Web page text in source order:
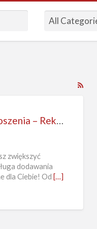
RSS
Tworzenie Stron WWW – SEO Ogłoszenia – Reklama Online
zwiększyć
dodawania
dla Ciebie! Od […]